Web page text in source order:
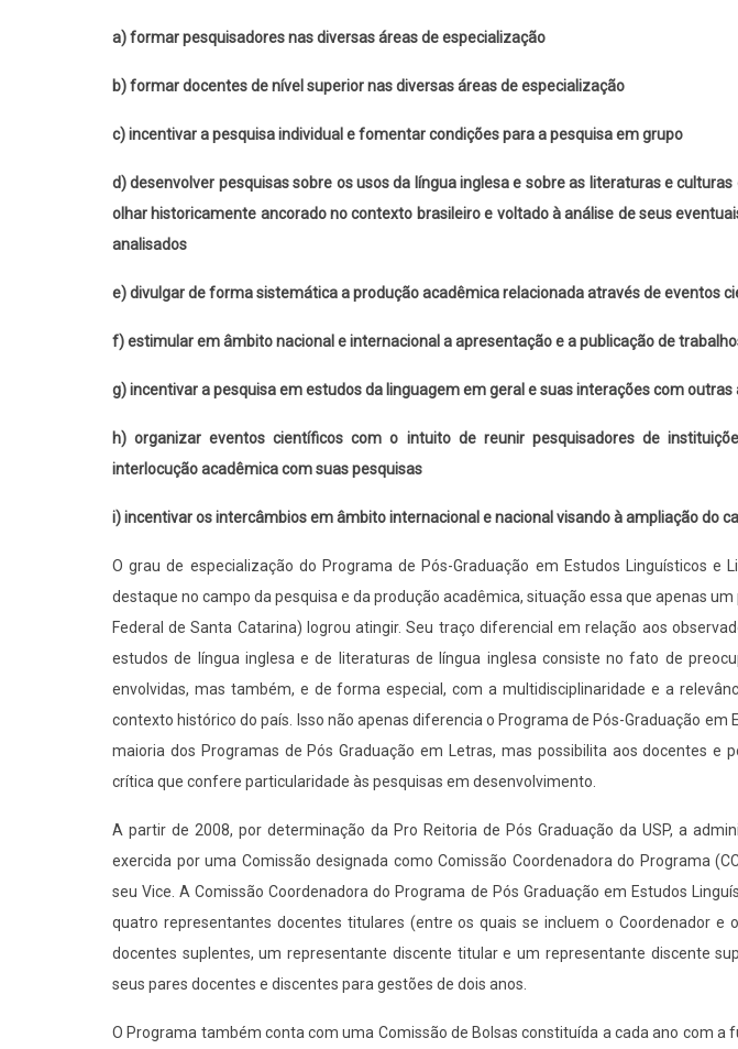
a) formar pesquisadores nas diversas áreas de especialização
b) formar docentes de nível superior nas diversas áreas de especialização
c) incentivar a pesquisa individual e fomentar condições para a pesquisa em grupo
d) desenvolver pesquisas sobre os usos da língua inglesa e sobre as literaturas e
olhar historicamente ancorado no contexto brasileiro e voltado à análise de seus
analisados
e) divulgar de forma sistemática a produção acadêmica relacionada através de eventos
f) estimular em âmbito nacional e internacional a apresentação e a publicação de
g) incentivar a pesquisa em estudos da linguagem em geral e suas interações com
h) organizar eventos científicos com o intuito de reunir pesquisadores de
interlocução acadêmica com suas pesquisas
i) incentivar os intercâmbios em âmbito internacional e nacional visando à ampliação do
O grau de especialização do Programa de Pós-Graduação em Estudos Linguísticos e
destaque no campo da pesquisa e da produção acadêmica, situação essa que apenas
Federal de Santa Catarina) logrou atingir. Seu traço diferencial em relação aos
estudos de língua inglesa e de literaturas de língua inglesa consiste no fato de
envolvidas, mas também, e de forma especial, com a multidisciplinaridade e a
contexto histórico do país. Isso não apenas diferencia o Programa de Pós-Graduação em
maioria dos Programas de Pós Graduação em Letras, mas possibilita aos docentes e
crítica que confere particularidade às pesquisas em desenvolvimento.
A partir de 2008, por determinação da Pro Reitoria de Pós Graduação da USP, a
exercida por uma Comissão designada como Comissão Coordenadora do Programa
seu Vice. A Comissão Coordenadora do Programa de Pós Graduação em Estudos
quatro representantes docentes titulares (entre os quais se incluem o Coordenador e
docentes suplentes, um representante discente titular e um representante discente
seus pares docentes e discentes para gestões de dois anos.
O Programa também conta com uma Comissão de Bolsas constituída a cada ano com a